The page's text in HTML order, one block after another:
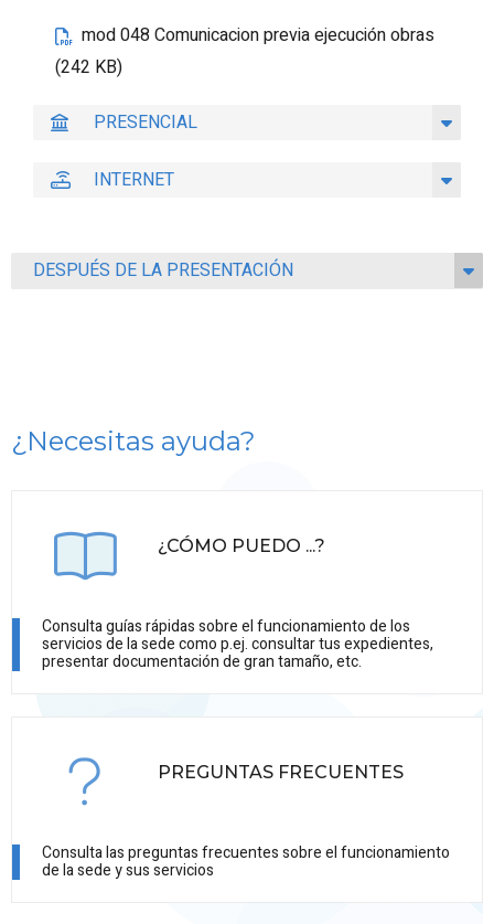
mod 048 Comunicacion previa ejecución obras
(242 KB)
PRESENCIAL
INTERNET
DESPUÉS DE LA PRESENTACIÓN
¿Necesitas ayuda?
¿CÓMO PUEDO ...?
Consulta guías rápidas sobre el funcionamiento de los
servicios de la sede como p.ej. consultar tus expedientes,
presentar documentación de gran tamaño, etc.
PREGUNTAS FRECUENTES
Consulta las preguntas frecuentes sobre el funcionamiento
de la sede y sus servicios